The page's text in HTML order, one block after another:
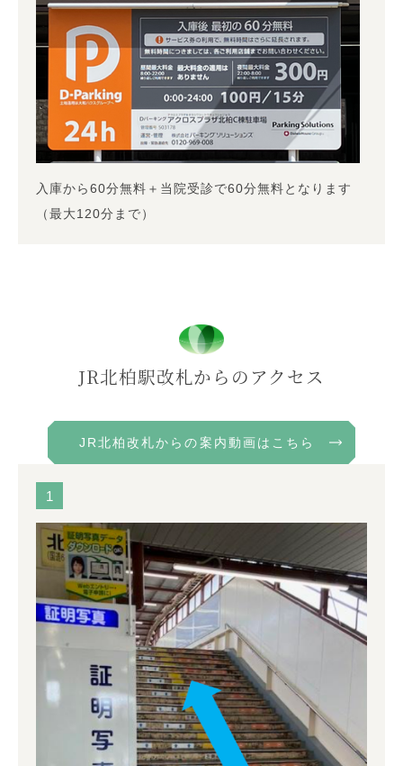
入庫から60分無料＋当院受診で60分無料となります
（最大120分まで）
JR北柏駅改札からのアクセス
JR北柏改札からの案内動画はこちら
1